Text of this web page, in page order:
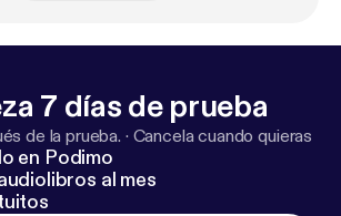
7 días de prueba
de la prueba. · Cancela cuando quieras
en Podimo
al mes